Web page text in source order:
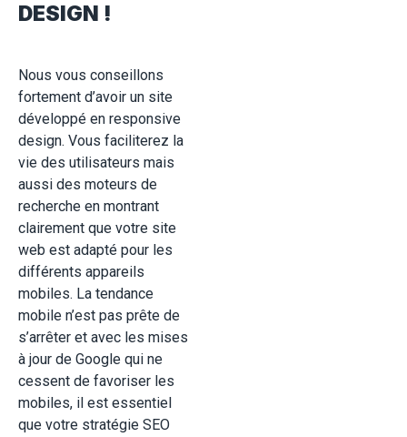
DESIGN !
Nous vous conseillons
fortement d’avoir un site
développé en responsive
design. Vous faciliterez la
vie des utilisateurs mais
aussi des moteurs de
recherche en montrant
clairement que votre site
web est adapté pour les
différents appareils
mobiles. La tendance
mobile n’est pas prête de
s’arrêter et avec les mises
à jour de Google qui ne
cessent de favoriser les
mobiles, il est essentiel
que votre stratégie SEO